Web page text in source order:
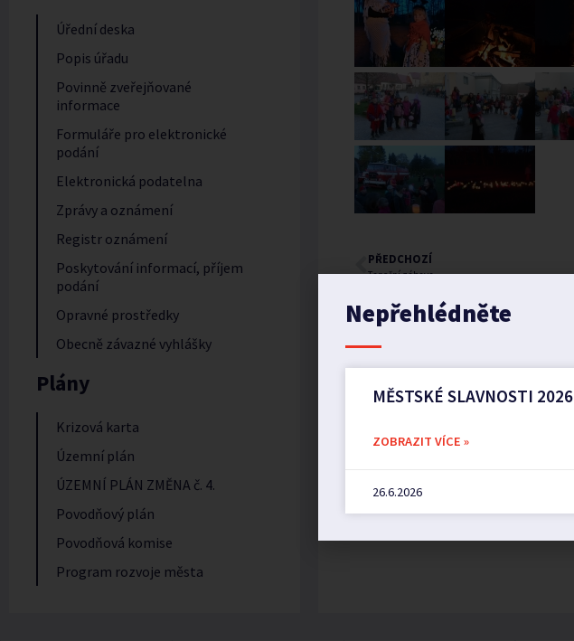
Úřední deska
Popis úřadu
Povinně zveřejňované
informace
Formuláře pro elektronické
podání
Elektronická podatelna
Zprávy a oznámení
Registr oznámení
Poskytování informací, příjem
podání
Opravné prostředky
Obecně závazné vyhlášky
Plány
Krizová karta
Územní plán
ÚZEMNÍ PLÁN ZMĚNA č. 4.
Povodňový plán
Povodňová komise
Program rozvoje města
PŘEDCHOZÍ
Taneční zábava
Nepřehlédněte
MĚSTSKÉ SLAVNOSTI 2026
ZOBRAZIT VÍCE »
26.6.2026